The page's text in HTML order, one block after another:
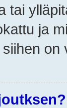
tai
ja
on